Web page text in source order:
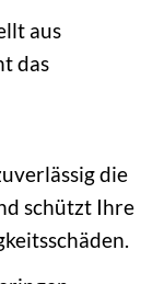
aus
das
die
schützt Ihre